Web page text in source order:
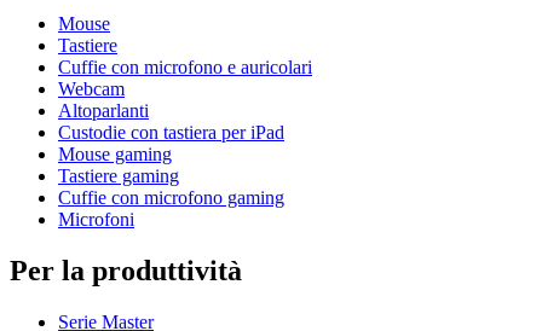
Mouse
Tastiere
Cuffie con microfono e auricolari
Webcam
Altoparlanti
Custodie con tastiera per iPad
Mouse gaming
Tastiere gaming
Cuffie con microfono gaming
Microfoni
Per la produttività
Serie Master